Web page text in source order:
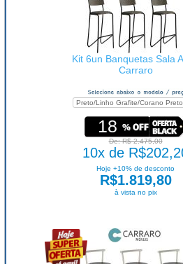
Kit 6un Banquetas Sala
Carraro
18
De: R$ 2.475,00
10x de
Hoje +10% de desconto
R$1.819,80
à vista no pix